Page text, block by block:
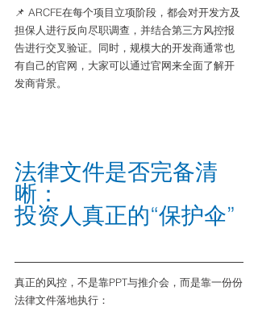
📌 ARCFE在每个项目立项阶段，都会对开发方及
担保人进行反向尽职调查，并结合第三方风控报
告进行交叉验证。同时，规模大的开发商通常也
有自己的官网，大家可以通过官网来全面了解开
发商背景。
法律文件是否完备清
晰：
投资人真正的“保护伞”
真正的风控，不是靠PPT与推介会，而是靠一份份
法律文件落地执行：